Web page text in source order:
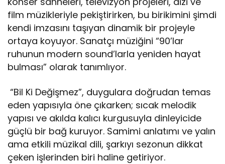
film müzikleriyle pekiştirirken, bu birikimini şimdi
kendi imzasını taşıyan dinamik bir projeyle
ortaya koyuyor. Sanatçı müziğini “90’lar
ruhunun modern sound’larla yeniden hayat
bulması” olarak tanımlıyor.
“Bil Ki Değişmez”, duygulara doğrudan temas
eden yapısıyla öne çıkarken; sıcak melodik
yapısı ve akılda kalıcı kurgusuyla dinleyicide
güçlü bir bağ kuruyor. Samimi anlatımı ve yalın
ama etkili müzikal dili, şarkıyı sezonun dikkat
çeken işlerinden biri haline getiriyor.